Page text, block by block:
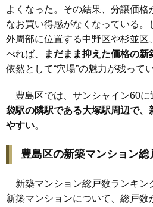
よくなった。その結果、分譲価格
なお買い得感がなくなっている。
外周部に位置する中野区や杉並区
べれば、
まだまま抑えた価格の
依然として“穴場”の魅力が残って
豊島区では、サンシャイン60に
袋駅の隣駅である大塚駅周辺で、
やすい。
豊島区の新築マンション
新築マンション総戸数ランキン
新築マンションについて、総戸数